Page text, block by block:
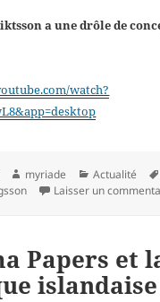
a une drôle de
watch?
Auteur
myriade Catégories
Actualité
Laisser un
Papers et